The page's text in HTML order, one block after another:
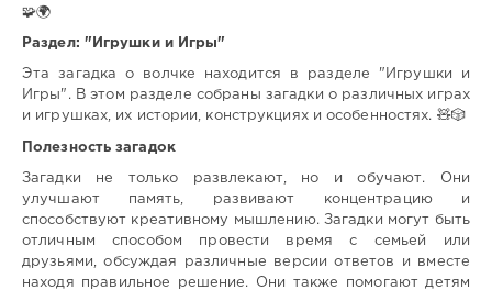
🧩🌍
Раздел: "Игрушки и Игры"
Эта загадка о волчке находится в разделе "Игрушки и
Игры". В этом разделе собраны загадки о различных играх
и игрушках, их истории, конструкциях и особенностях. 🧸🎲
Полезность загадок
Загадки не только развлекают, но и обучают. Они
улучшают память, развивают концентрацию и
способствуют креативному мышлению. Загадки могут быть
отличным способом провести время с семьей или
друзьями, обсуждая различные версии ответов и вместе
находя правильное решение. Они также помогают детям